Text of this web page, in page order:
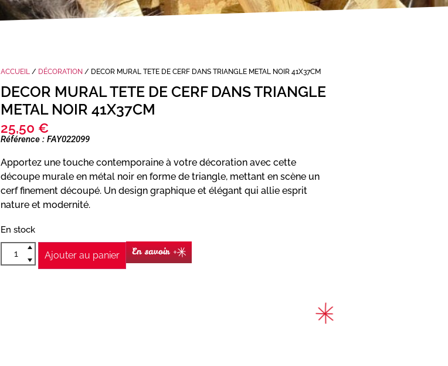
ACCUEIL/ DÉCORATION / DECOR MURAL TETE DE CERF DANS TRIANGLE METAL NOIR 41X37CM
DECOR MURAL TETE DE CERF DANS TRIANGLE
METAL NOIR 41X37CM
25,50 €
Référence : FAY022099
Apportez une touche contemporaine à votre décoration avec cette
découpe murale en métal noir en forme de triangle, mettant en scène un
cerf finement découpé. Un design graphique et élégant qui allie esprit
nature et modernité.
En stock
Ajouter au panier En savoir +